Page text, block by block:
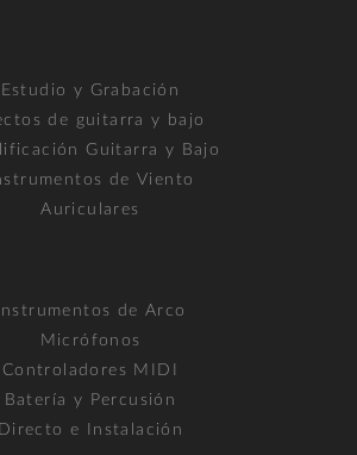
Estudio y Grabación
de guitarra y bajo
Guitarra y Bajo
de Viento
Auriculares
Instrumentos de Arco
Micrófonos
Controladores MIDI
Batería y Percusión
Directo e Instalación